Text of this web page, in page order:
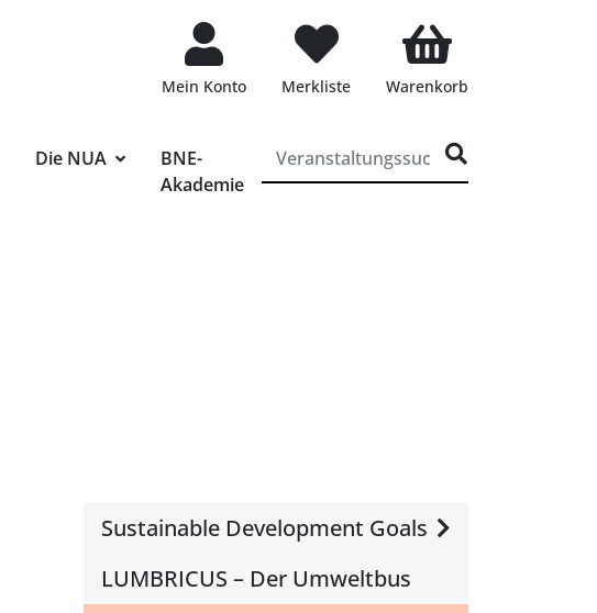
Mein Konto Merkliste Warenkorb
Die NUA
BNE-
Akademie
Sustainable Development Goals
LUMBRICUS – Der Umweltbus